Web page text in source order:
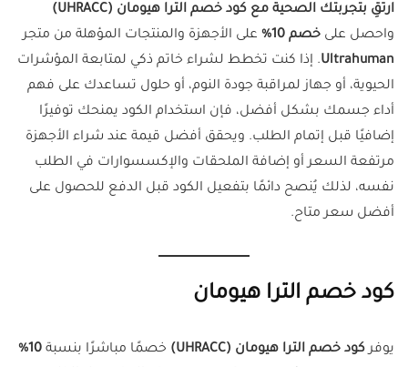
ارتقِ بتجربتك الصحية مع كود خصم الترا هيومان (UHRACC)
واحصل على خصم 10%
على الأجهزة والمنتجات المؤهلة من متجر
Ultrahuman. إذا كنت تخطط لشراء خاتم ذكي لمتابعة المؤشرات
الحيوية، أو جهاز لمراقبة جودة النوم، أو حلول تساعدك على فهم
أداء جسمك بشكل أفضل، فإن استخدام الكود يمنحك توفيرًا
إضافيًا قبل إتمام الطلب. ويحقق أفضل قيمة عند شراء الأجهزة
مرتفعة السعر أو إضافة الملحقات والإكسسوارات في الطلب
نفسه، لذلك يُنصح دائمًا بتفعيل الكود قبل الدفع للحصول على
أفضل سعر متاح.
كود خصم الترا هيومان
يوفركود خصم الترا هيومان (UHRACC) خصمًا مباشرًا بنسبة 10%